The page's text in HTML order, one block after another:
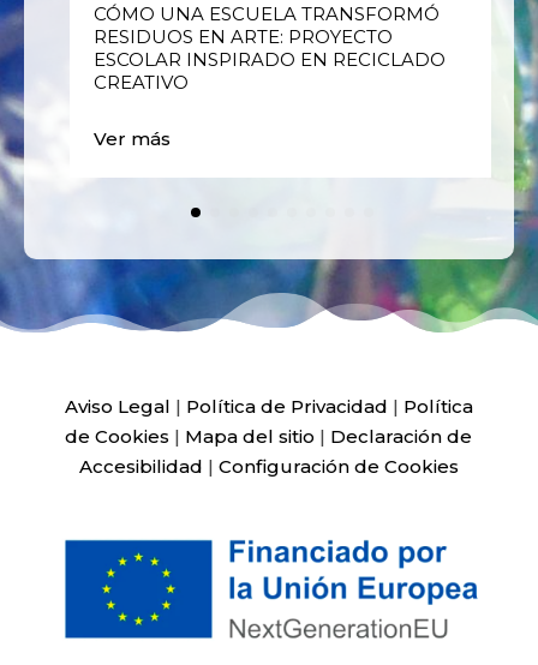
CÓMO UNA ESCUELA TRANSFORMÓ
RESIDUOS EN ARTE: PROYECTO
ESCOLAR INSPIRADO EN RECICLADO
CREATIVO
Ver más
Aviso Legal | Política de Privacidad | Política
de Cookies | Mapa del sitio | Declaración de
Accesibilidad | Configuración de Cookies